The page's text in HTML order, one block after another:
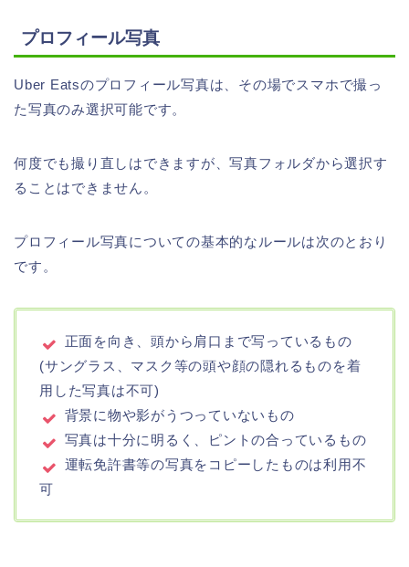
プロフィール写真
Uber Eatsのプロフィール写真は、その場でスマホで撮っ
た写真のみ選択可能です。
何度でも撮り直しはできますが、写真フォルダから選択す
ることはできません。
プロフィール写真についての基本的なルールは次のとおり
です。
正面を向き、頭から肩口まで写っているもの
(サングラス、マスク等の頭や顔の隠れるものを着
用した写真は不可)
背景に物や影がうつっていないもの
写真は十分に明るく、ピントの合っているもの
運転免許書等の写真をコピーしたものは利用不
可